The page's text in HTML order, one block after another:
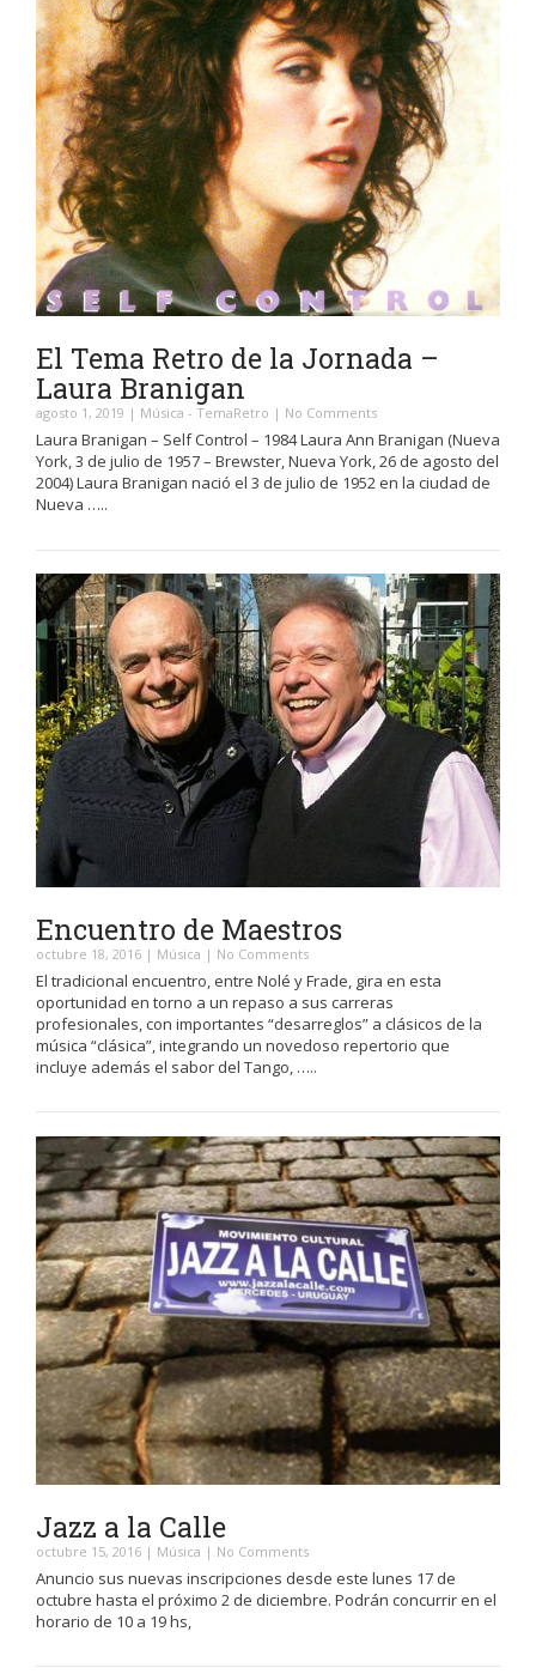
El Tema Retro de la Jornada –
Laura Branigan
agosto 1, 2019 | Música - TemaRetro | No Comments
Laura Branigan – Self Control – 1984 Laura Ann Branigan (Nueva
York, 3 de julio de 1957 – Brewster, Nueva York, 26 de agosto del
2004) Laura Branigan nació el 3 de julio de 1952 en la ciudad de
Nueva …..
Encuentro de Maestros
octubre 18, 2016 | Música | No Comments
El tradicional encuentro, entre Nolé y Frade, gira en esta
oportunidad en torno a un repaso a sus carreras
profesionales, con importantes “desarreglos” a clásicos de la
música “clásica”, integrando un novedoso repertorio que
incluye además el sabor del Tango, …..
Jazz a la Calle
octubre 15, 2016 | Música | No Comments
Anuncio sus nuevas inscripciones desde este lunes 17 de
octubre hasta el próximo 2 de diciembre. Podrán concurrir en el
horario de 10 a 19 hs,